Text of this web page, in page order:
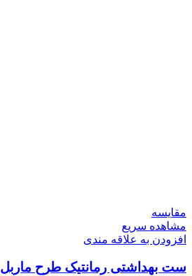
مقایسه
مشاهده سریع
افزودن به علاقه مندی
ست بهداشتی رمانتیک طرح ماربل